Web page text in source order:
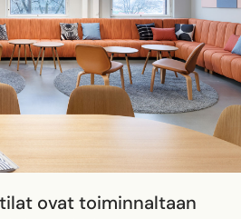
ovat toiminnaltaan